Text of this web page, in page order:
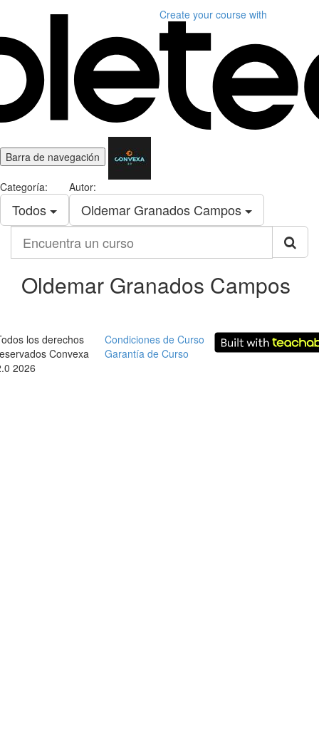
Create your course with
Barra de navegación
Categoría:
Todos
Autor:
Oldemar Granados Campos
curso
Oldemar Granados Campos
los derechos
Convexa
2026
Condiciones de Curso
Garantía de Curso